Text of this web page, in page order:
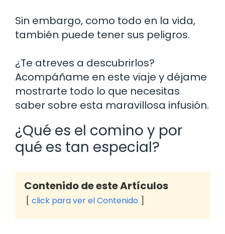
Sin embargo, como todo en la vida,
también puede tener sus peligros.
¿Te atreves a descubrirlos?
Acompáñame en este viaje y déjame
mostrarte todo lo que necesitas
saber sobre esta maravillosa infusión.
¿Qué es el comino y por
qué es tan especial?
Contenido de este Artículos
click para ver el Contenido